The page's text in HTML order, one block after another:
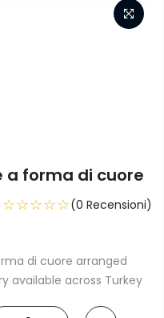
a forma di cuore
☆☆☆☆☆(0 Recensioni)
di cuore arranged
available across Turkey